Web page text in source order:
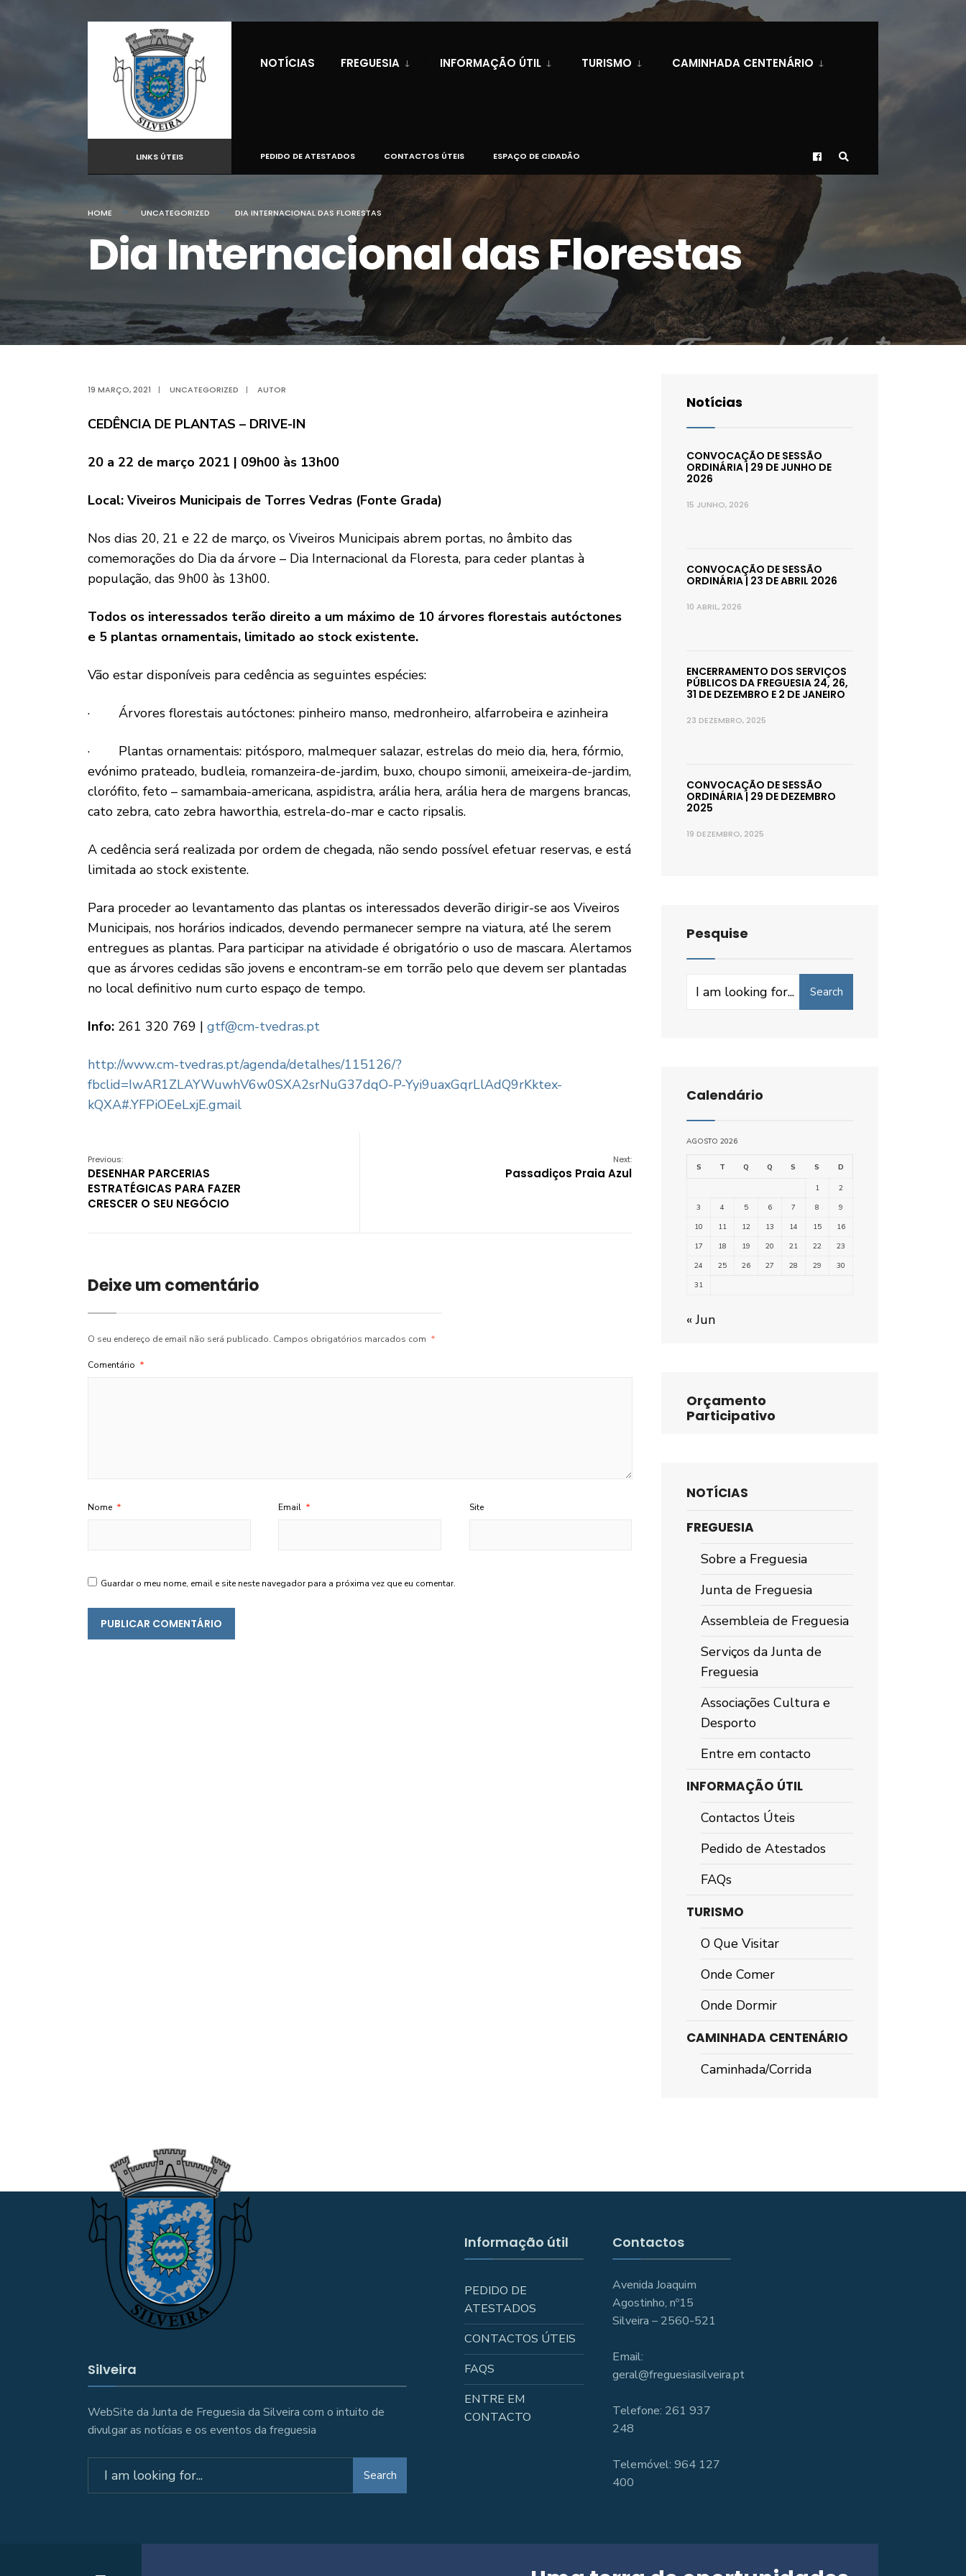
content
NOTÍCIAS FREGUESIA INFORMAÇÃO ÚTIL TURISMO CAMINHADA CENTENÁRIO
LINKS ÚTEIS PEDIDO DE ATESTADOS CONTACTOS ÚTEIS ESPAÇO DE CIDADÃO
HOME UNCATEGORIZED DIA INTERNACIONAL DAS FLORESTAS
Dia Internacional das Florestas
19 MARÇO, 2021 | UNCATEGORIZED | AUTOR
CEDÊNCIA DE PLANTAS – DRIVE-IN
20 a 22 de março 2021 | 09h00 às 13h00
Local: Viveiros Municipais de Torres Vedras (Fonte Grada)
Nos dias 20, 21 e 22 de março, os Viveiros Municipais abrem portas, no âmbito das
comemorações do Dia da árvore – Dia Internacional da Floresta, para ceder plantas à
população, das 9h00 às 13h00.
Todos os interessados terão direito a um máximo de 10 árvores florestais autóctones
e 5 plantas ornamentais, limitado ao stock existente.
Vão estar disponíveis para cedência as seguintes espécies:
· Árvores florestais autóctones: pinheiro manso, medronheiro, alfarrobeira e azinheira
· Plantas ornamentais: pitósporo, malmequer salazar, estrelas do meio dia, hera, fórmio,
evónimo prateado, budleia, romanzeira-de-jardim, buxo, choupo simonii, ameixeira-de-jardim,
clorófito, feto – samambaia-americana, aspidistra, arália hera, arália hera de margens brancas,
cato zebra, cato zebra haworthia, estrela-do-mar e cacto ripsalis.
A cedência será realizada por ordem de chegada, não sendo possível efetuar reservas, e está
limitada ao stock existente.
Para proceder ao levantamento das plantas os interessados deverão dirigir-se aos Viveiros
Municipais, nos horários indicados, devendo permanecer sempre na viatura, até lhe serem
entregues as plantas. Para participar na atividade é obrigatório o uso de mascara. Alertamos
que as árvores cedidas são jovens e encontram-se em torrão pelo que devem ser plantadas
no local definitivo num curto espaço de tempo.
Info: 261 320 769 | gtf@cm-tvedras.pt
http://www.cm-tvedras.pt/agenda/detalhes/115126/?
fbclid=IwAR1ZLAYWuwhV6w0SXA2srNuG37dqO-P-Yyi9uaxGqrLlAdQ9rKktex-
kQXA#.YFPiOEeLxjE.gmail
Previous:
DESENHAR PARCERIAS
ESTRATÉGICAS PARA FAZER
CRESCER O SEU NEGÓCIO
Next:
Passadiços Praia Azul
Deixe um comentário
O seu endereço de email não será publicado. Campos obrigatórios marcados com *
Comentário *
Nome * Email * Site
Guardar o meu nome, email e site neste navegador para a próxima vez que eu comentar.
Notícias
CONVOCAÇÃO DE SESSÃO
ORDINÁRIA | 29 DE JUNHO DE
2026
15 JUNHO, 2026
CONVOCAÇÃO DE SESSÃO
ORDINÁRIA | 23 DE ABRIL 2026
10 ABRIL, 2026
ENCERRAMENTO DOS SERVIÇOS
PÚBLICOS DA FREGUESIA 24, 26,
31 DE DEZEMBRO E 2 DE JANEIRO
23 DEZEMBRO, 2025
CONVOCAÇÃO DE SESSÃO
ORDINÁRIA | 29 DE DEZEMBRO
2025
19 DEZEMBRO, 2025
Pesquise
Search
Search
Calendário
AGOSTO 2026
S T Q Q S S D
1
2
3
4 5 6 7 8
9
10
11 12 13 14 15
16
17
18 19 20 21 22
23
24
25 26 27 28 29
30
31
« Jun
Orçamento
Participativo
NOTÍCIAS
FREGUESIA
Sobre a Freguesia
Junta de Freguesia
Assembleia de Freguesia
Serviços da Junta de
Freguesia
Associações Cultura e
Desporto
Entre em contacto
INFORMAÇÃO ÚTIL
Contactos Úteis
Pedido de Atestados
FAQs
TURISMO
O Que Visitar
Onde Comer
Onde Dormir
CAMINHADA CENTENÁRIO
Caminhada/Corrida
Silveira
WebSite da Junta de Freguesia da Silveira com o intuito de
divulgar as notícias e os eventos da freguesia
Search
Informação útil
PEDIDO DE
ATESTADOS
CONTACTOS ÚTEIS
FAQS
ENTRE EM
CONTACTO
Contactos
Avenida Joaquim
Agostinho, nº15
Silveira – 2560-521
Email:
geral@freguesiasilveira.pt
Telefone: 261 937
248
Telemóvel: 964 127
400